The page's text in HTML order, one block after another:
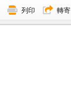
列印 轉寄